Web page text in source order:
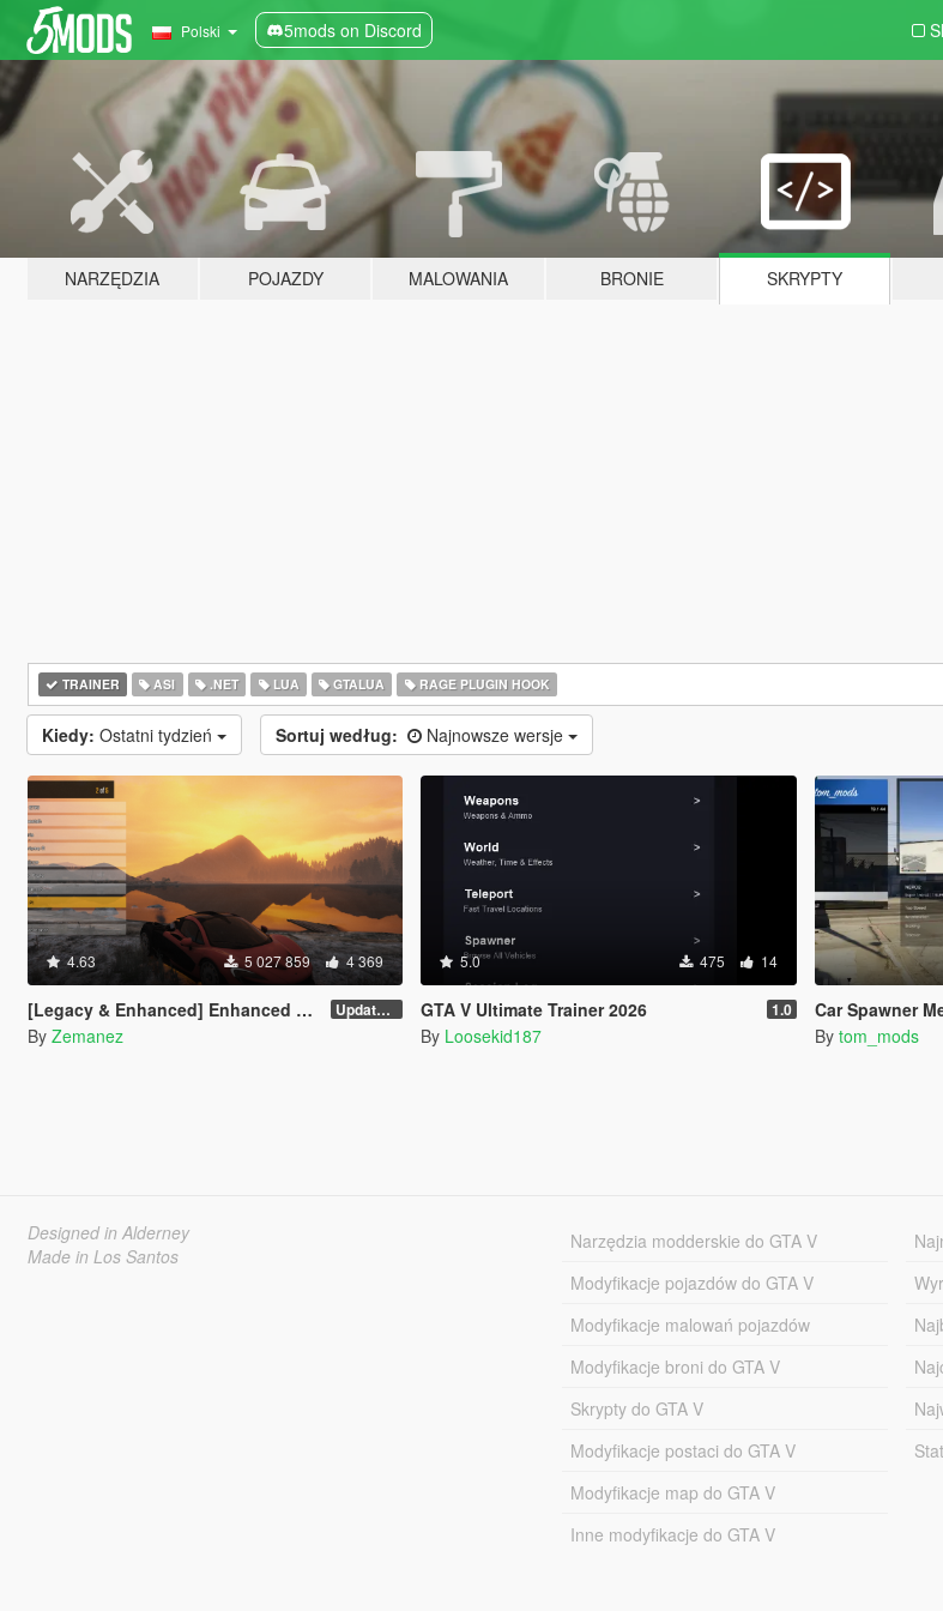
Polski 5mods on Discord
NARZĘDZIA POJAZDY MALOWANIA BRONIE SKRYPTY
TRAINER ASI .NET LUA GTALUA RAGE PLUGIN HOOK
Kiedy: Ostatni tydzień Sortuj według: Najnowsze wersje
4.63 5 027 859 4 369
[Legacy & Enhanced] Enhanced Native Trainer Update 58 - Hotfix
By Zemanez
5.0 475 14
GTA V Ultimate Trainer 2026 1.0
By Loosekid187
Car Spawner
By tom_mods
Designed in Alderney
Made in Los Santos
Narzędzia modderskie do GTA V
Modyfikacje pojazdów do GTA V
Modyfikacje malowań pojazdów
Modyfikacje broni do GTA V
Skrypty do GTA V
Modyfikacje postaci do GTA V
Modyfikacje map do GTA V
Inne modyfikacje do GTA V